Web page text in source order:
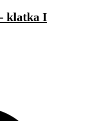
klatka I